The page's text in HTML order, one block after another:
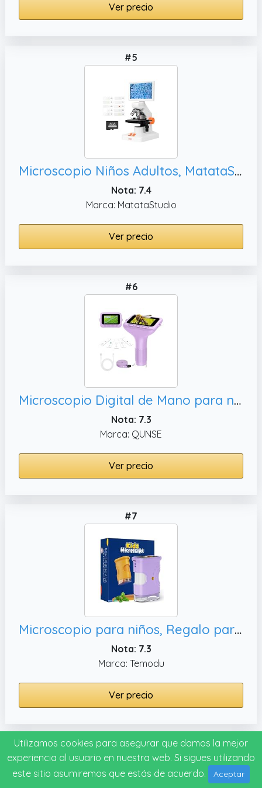
Ver precio
#5
Microscopio Niños Adultos, MatataStudio MT3-4 1200x Microscopio Digital USB con Pantalla 1080P de 7" Calibrador Vernier Portaobjetos 5MP COMS Microscopios Biológico Profesional para Lab y Escolar
Nota: 7.4
Marca: MatataStudio
Ver precio
#6
Microscopio Digital de Mano para niños: Pantalla HD Grande de 3 Pulgadas 32GB 1000 aumentos, Mini microscopios portátiles con cámara de grabación de vídeo
Nota: 7.3
Marca: QUNSE
Ver precio
#7
Microscopio para niños, Regalo para Cumpleaños Cumpleaños/Navidad/Año Nuevo (382-Purple)
Nota: 7.3
Marca: Temodu
Ver precio
#8
Utilizamos cookies para asegurar que damos la mejor
experiencia al usuario en nuestra web. Si sigues utilizando
este sitio asumiremos que estás de acuerdo.
Aceptar